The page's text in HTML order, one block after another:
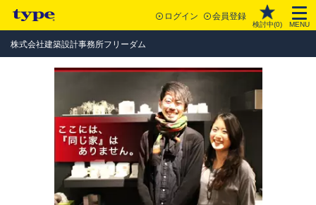
ログイン 会員登録
検討中(0) MENU
株式会社建築設計事務所フリーダム